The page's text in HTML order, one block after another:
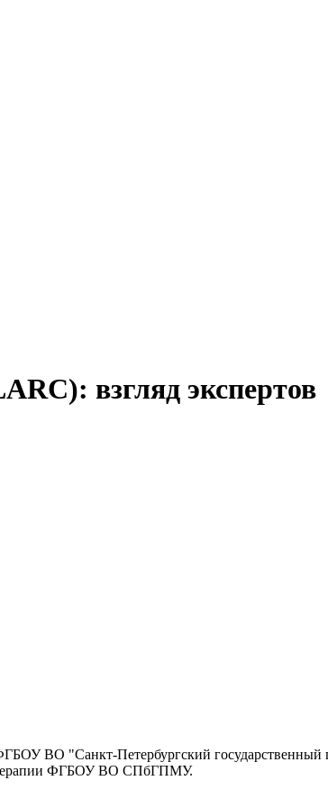
взгляд экспертов
ВО "Санкт-Петербургский
терапии ФГБОУ ВО СПбГПМУ.